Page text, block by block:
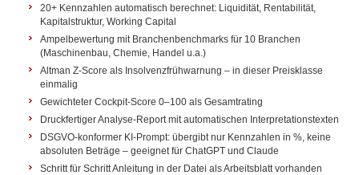
20+ Kennzahlen automatisch berechnet: Liquidität, Rentabilität,
Kapitalstruktur, Working Capital
Ampelbewertung mit Branchenbenchmarks für 10 Branchen
(Maschinenbau, Chemie, Handel u.a.)
Altman Z-Score als Insolvenzfrühwarnung – in dieser Preisklasse
einmalig
Gewichteter Cockpit-Score 0–100 als Gesamtrating
Druckfertiger Analyse-Report mit automatischen Interpretationstexten
DSGVO-konformer KI-Prompt: übergibt nur Kennzahlen in %, keine
absoluten Beträge – geeignet für ChatGPT und Claude
Schritt für Schritt Anleitung in der Datei als Arbeitsblatt vorhanden